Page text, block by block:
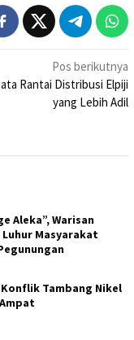
Pos berikutnya
Rantai Distribusi Elpiji
yang Lebih Adil
Aleka”, Warisan
Luhur Masyarakat
Tambang Nikel